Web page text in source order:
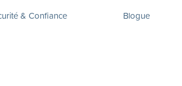
& Confiance
Blogue